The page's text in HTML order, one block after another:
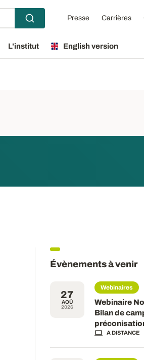
Presse Carrières
L'institut English version
Évènements à venir
27
AOÛ
2026
Webinaires
Webinaire
Bilan de
A DISTANCE